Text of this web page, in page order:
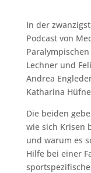
In der
Podcast von
Lechner und
Andrea
Katharina
Die beiden
wie sich Krisen
und warum es
Hilfe bei einer